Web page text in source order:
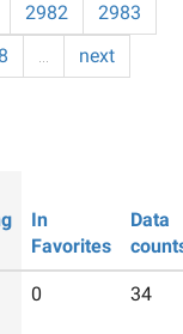
2982
2983
…
next
In
Favorites
Data
0 34